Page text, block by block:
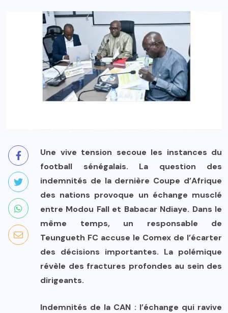
Une vive tension secoue les instances du
football sénégalais. La question des
indemnités de la dernière Coupe d’Afrique
des nations provoque un échange musclé
entre Modou Fall et Babacar Ndiaye. Dans le
même temps, un responsable de
Teungueth FC accuse le Comex de l’écarter
des décisions importantes. La polémique
révèle des fractures profondes au sein des
dirigeants.
Indemnités de la CAN : l’échange qui ravive